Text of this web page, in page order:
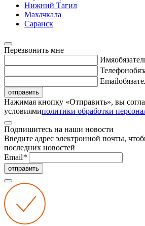
Нижний Тагил
Махачкала
Саранск
Перезвонить мне
Имя
Телефон
Email
отправить
Нажимая кнопку «Отправить», вы
условиямиполитики обработки
Подпишитесь на наши новости
Введите адрес электронной почты,
последних новостей
Email*
отправить